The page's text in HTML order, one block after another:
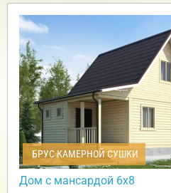
БРУС КАМЕРНОЙ СУШКИ
Дом с мансардой 6х8